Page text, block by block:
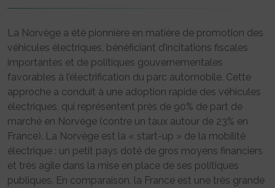
La Norvège a été pionnière en matière de promotion des
véhicules électriques, bénéficiant d’incitations fiscales
importantes et de politiques gouvernementales
favorables à l’électrification du parc automobile. Cette
approche a conduit à une adoption rapide des véhicules
électriques, qui représentent près de 90% de part de
marché en Norvège (contre un taux autour de 23% en
France). La Norvège est la « start-up » de la mobilité
électrique : un petit pays doté de gros moyens financiers
et très agile dans la mise en place de ses politiques
publiques. En comparaison, la France est une très grande